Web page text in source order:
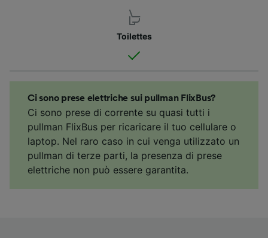
Toilettes
Ci sono prese elettriche sui pullman FlixBus?
Ci sono prese di corrente su quasi tutti i
pullman FlixBus per ricaricare il tuo cellulare o
laptop. Nel raro caso in cui venga utilizzato un
pullman di terze parti, la presenza di prese
elettriche non può essere garantita.